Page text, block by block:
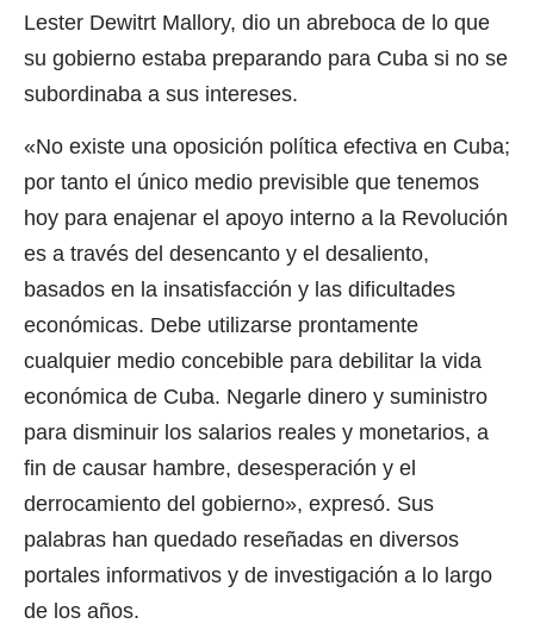
Lester Dewitrt Mallory, dio un abreboca de lo que
su gobierno estaba preparando para Cuba si no se
subordinaba a sus intereses.
«No existe una oposición política efectiva en Cuba;
por tanto el único medio previsible que tenemos
hoy para enajenar el apoyo interno a la Revolución
es a través del desencanto y el desaliento,
basados en la insatisfacción y las dificultades
económicas. Debe utilizarse prontamente
cualquier medio concebible para debilitar la vida
económica de Cuba. Negarle dinero y suministro
para disminuir los salarios reales y monetarios, a
fin de causar hambre, desesperación y el
derrocamiento del gobierno», expresó. Sus
palabras han quedado reseñadas en diversos
portales informativos y de investigación a lo largo
de los años.